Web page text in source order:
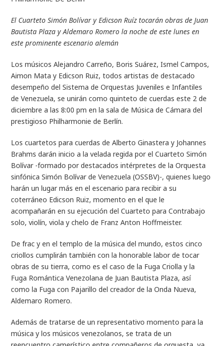
El Cuarteto Simón Bolívar y Edicson Ruíz tocarán obras de Juan
Bautista Plaza y Aldemaro Romero la noche de este lunes en
este prominente escenario alemán
Los músicos Alejandro Carreño, Boris Suárez, Ismel Campos,
Aimon Mata y Edicson Ruiz, todos artistas de destacado
desempeño del Sistema de Orquestas Juveniles e Infantiles
de Venezuela, se unirán como quinteto de cuerdas este 2 de
diciembre a las 8:00 pm en la sala de Música de Cámara del
prestigioso Philharmonie de Berlín.
Los cuartetos para cuerdas de Alberto Ginastera y Johannes
Brahms darán inicio a la velada regida por el Cuarteto Simón
Bolívar -formado por destacados intérpretes de la Orquesta
sinfónica Simón Bolívar de Venezuela (OSSBV)-, quienes luego
harán un lugar más en el escenario para recibir a su
coterráneo Edicson Ruiz, momento en el que le
acompañarán en su ejecución del Cuarteto para Contrabajo
solo, violín, viola y chelo de Franz Anton Hoffmeister.
De frac y en el templo de la música del mundo, estos cinco
criollos cumplirán también con la honorable labor de tocar
obras de su tierra, como es el caso de la Fuga Criolla y la
Fuga Romántica Venezolana de Juan Bautista Plaza, así
como la Fuga con Pajarillo del creador de la Onda Nueva,
Aldemaro Romero.
Además de tratarse de un representativo momento para la
música y los músicos venezolanos, se trata de un